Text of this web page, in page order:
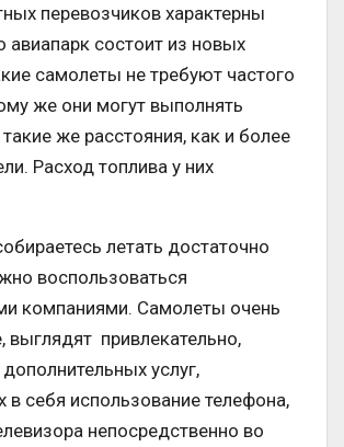
перевозчиков характерны
авиапарк состоит из новых
самолеты не требуют частого
же они могут выполнять
же расстояния, как и более
Расход топлива у них
летать достаточно
воспользоваться
компаниями. Самолеты очень
привлекательно,
услуг,
себя использование телефона,
непосредственно во